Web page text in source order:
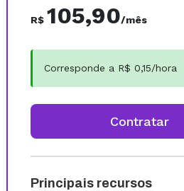
R$ 105,90/mês
Corresponde a R$ 0,15/hora
Contratar
Principais recursos